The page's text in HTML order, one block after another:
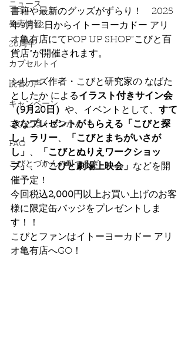
ニュース
発売情報
20周年
カプセルトイ
読者の声
キャンペーン
こびとはくぶつかん
FAQ
こびとづかんの町つるぎ
書籍や最新のグッズがずらり！　2025
年9月12日からイトーヨーカドー アリ
オ亀有店にてPOP UP SHOP”こびと百
貨店”が開催されます。
シリーズ作者・こびと研究家の なばた
としたか によるイラスト付きサイン会
（9月20日） や、イベントとして、 すて
きなプレゼントがもらえる「こびと探
し」ラリー、
「こびとまちがいさが
し」
、
「こびとぬりえワークショッ
プ」、「こびと劇場上映会」 などを開
催予定！
今回税込2,000円以上お買い上げのお客
様に限定缶バッジをプレゼントしま
す！！
こびとファンはイトーヨーカドー アリ
オ亀有店へGO！